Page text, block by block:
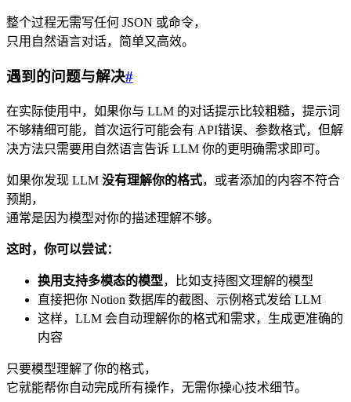
整个过程无需写任何 JSON 或命令，
只用自然语言对话，简单又高效。
遇到的问题与解决#
在实际使用中，如果你与 LLM 的对话提示比较粗糙，提示词
不够精细可能，首次运行可能会有 API错误、参数格式，但解
决方法只需要用自然语言告诉 LLM 你的更明确需求即可。
如果你发现 LLM 没有理解你的格式，或者添加的内容不符合
预期，
通常是因为模型对你的描述理解不够。
这时，你可以尝试：
换用支持多模态的模型，比如支持图文理解的模型
直接把你 Notion 数据库的截图、示例格式发给 LLM
这样，LLM 会自动理解你的格式和需求，生成更准确的
内容
只要模型理解了你的格式，
它就能帮你自动完成所有操作，无需你操心技术细节。